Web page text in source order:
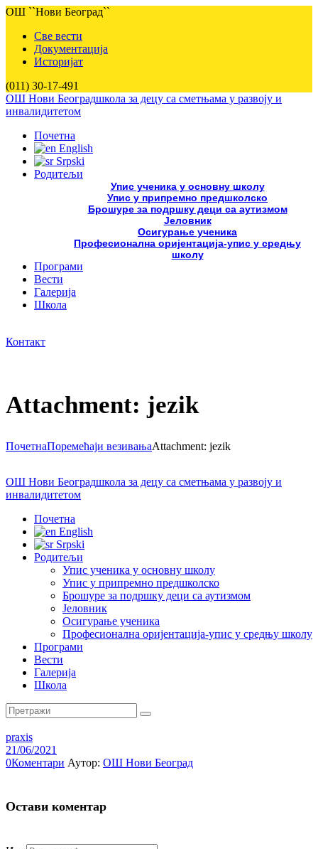
ОШ ``Нови Београд``
Све вести
Документација
Историјат
(011) 30-17-491
ОШ Нови Београдшкола за децу са сметњама у развоју и
инвалидитетом
Почетна
English
Srpski
Родитељи
Упис ученика у основну школу
Упис у припремно предшколско
Брошуре за подршку деци са аутизмом
Јеловник
Осигурање ученика
Професионална оријентација-упис у средњу
школу
Програми
Вести
Галерија
Школа
Контакт
Attachment: jezik
ПочетнаПоремећаји везивањаAttachment: jezik
ОШ Нови Београдшкола за децу са сметњама у развоју и
инвалидитетом
Почетна
English
Srpski
Родитељи
Упис ученика у основну школу
Упис у припремно предшколско
Брошуре за подршку деци са аутизмом
Јеловник
Осигурање ученика
Професионална оријентација-упис у средњу школу
Програми
Вести
Галерија
Школа
praxis
21/06/2021
0Коментари Аутор: ОШ Нови Београд
Остави коментар